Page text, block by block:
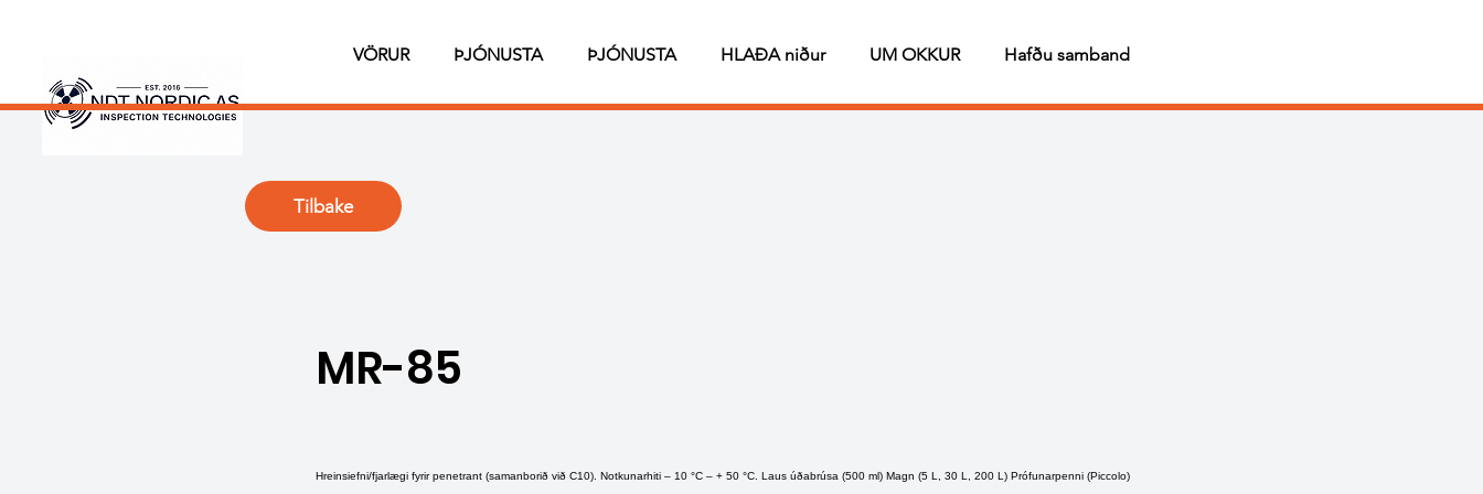
VÖRUR ÞJÓNUSTA HLAÐA niður UM OKKUR Hafðu samband
ÞJÓNUSTA
Tilbake
MR-85
Hreinsiefni/fjarlægi fyrir penetrant (samanborið við C10). Notkunarhiti – 10 °C – + 50 °C. Laus úðabrúsa (500 ml) Magn (5 L, 30 L, 200 L) Prófunarpenni (Piccolo)